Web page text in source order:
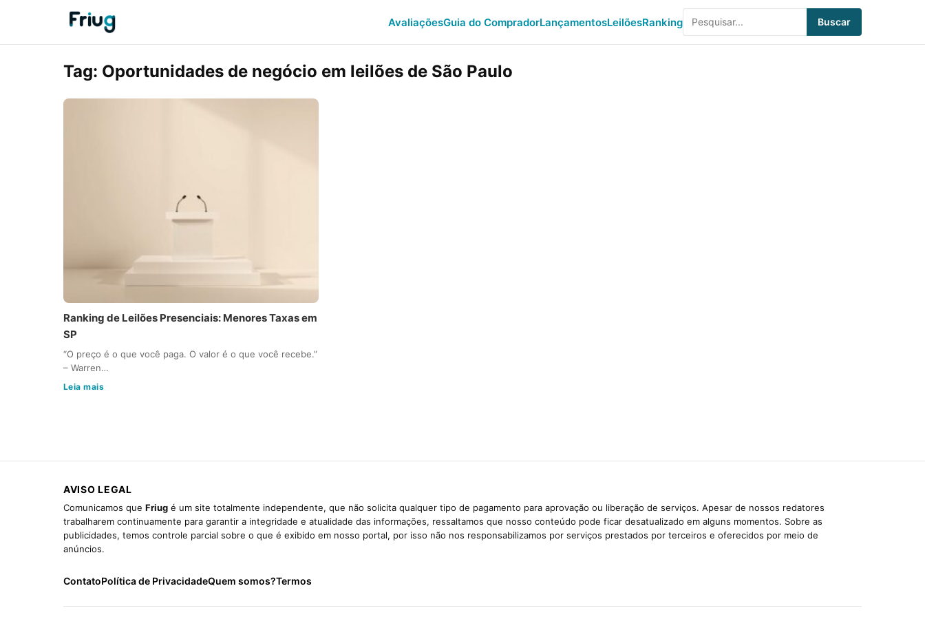
AvaliaçõesGuia do CompradorLançamentosLeilõesRanking Buscar
Tag: Oportunidades de negócio em leilões de São Paulo
Ranking de Leilões Presenciais: Menores Taxas em
SP
“O preço é o que você paga. O valor é o que você recebe.”
– Warren…
Leia mais
AVISO LEGAL
Comunicamos que Friug é um site totalmente independente, que não solicita qualquer tipo de pagamento para aprovação ou liberação de serviços. Apesar de nossos redatores
trabalharem continuamente para garantir a integridade e atualidade das informações, ressaltamos que nosso conteúdo pode ficar desatualizado em alguns momentos. Sobre as
publicidades, temos controle parcial sobre o que é exibido em nosso portal, por isso não nos responsabilizamos por serviços prestados por terceiros e oferecidos por meio de
anúncios.
ContatoPolítica de PrivacidadeQuem somos?Termos